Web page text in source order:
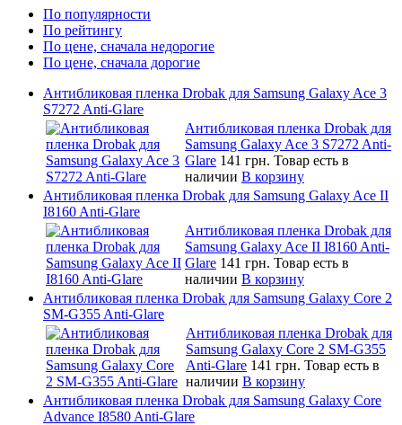
По популярности
По рейтингу
По цене, сначала недорогие
По цене, сначала дорогие
Антибликовая пленка Drobak для Samsung Galaxy Ace 3
S7272 Anti-Glare
Антибликовая пленка Drobak для
Samsung Galaxy Ace 3 S7272 Anti-
Glare 141 грн. Товар есть в
наличии В корзину
Антибликовая пленка Drobak для Samsung Galaxy Ace II
I8160 Anti-Glare
Антибликовая пленка Drobak для
Samsung Galaxy Ace II I8160 Anti-
Glare 141 грн. Товар есть в
наличии В корзину
Антибликовая пленка Drobak для Samsung Galaxy Core 2
SM-G355 Anti-Glare
Антибликовая пленка Drobak для
Samsung Galaxy Core 2 SM-G355
Anti-Glare 141 грн. Товар есть в
наличии В корзину
Антибликовая пленка Drobak для Samsung Galaxy Core
Advance I8580 Anti-Glare